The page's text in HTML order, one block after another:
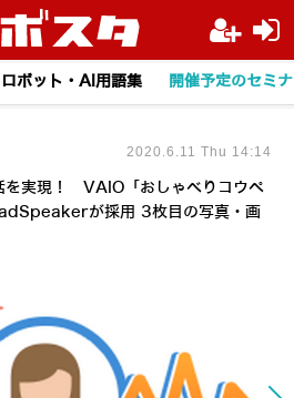
ロボット・AI用語集 開催予定のセミ
を実現！ VAIO「おしゃべりコウペ
が採用 3枚目の写真・画
2020.6.11 Thu 14:14